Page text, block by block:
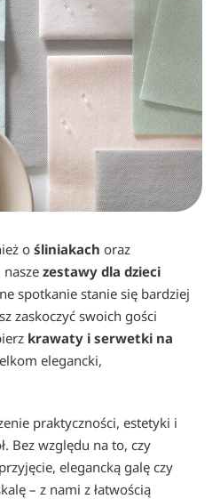
ośliniakach oraz
nasze zestawy dla dzieci
spotkanie stanie się bardziej
zaskoczyć swoich gości
krawaty i serwetki na
elegancki,
praktyczności, estetyki i
Bez względu na to, czy
elegancką galę czy
– z nami z łatwością